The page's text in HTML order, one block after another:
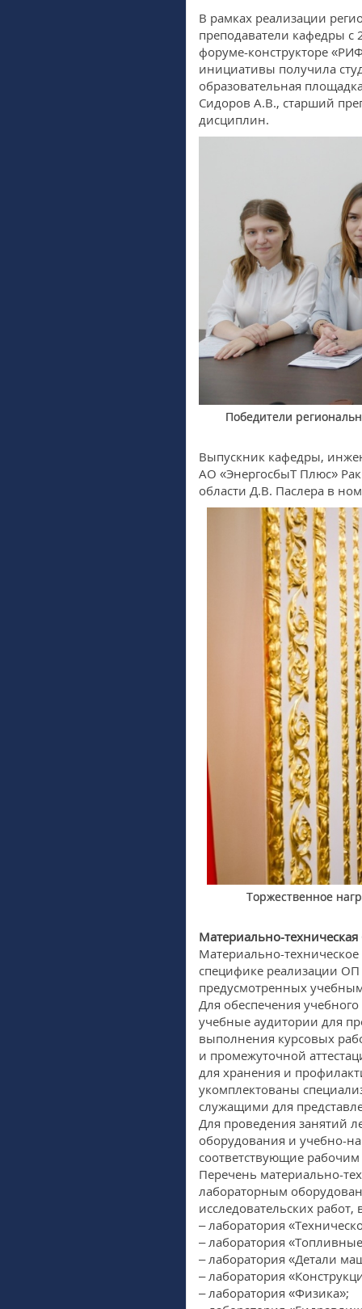
В рамках реализации
преподаватели кафедры
форуме-конструкторе
инициативы получила
образовательная
Сидоров А.В., старший
дисциплин.
Победители
Выпускник кафедры,
АО «ЭнергосбыТ Плюс»
области Д.В. Паслера в
Торжественное
Материально-техническая
Материально-техническое
специфике реализации
предусмотренных
Для обеспечения
учебные аудитории для
выполнения курсовых
и промежуточной
для хранения и
укомплектованы
служащими для
Для проведения занятий
оборудования и учебно-
соответствующие
Перечень материально-
лабораторным
исследовательских
– лаборатория
– лаборатория
– лаборатория «Детали
– лаборатория
– лаборатория «Физика»;